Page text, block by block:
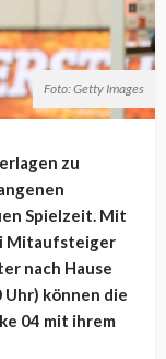
Foto: Getty Images
zu
Spielzeit. Mit
Mitaufsteiger
nach Hause
Uhr) können die
04 mit ihrem